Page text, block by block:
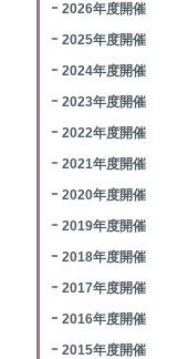
2026年度開催
2025年度開催
2024年度開催
2023年度開催
2022年度開催
2021年度開催
2020年度開催
2019年度開催
2018年度開催
2017年度開催
2016年度開催
2015年度開催